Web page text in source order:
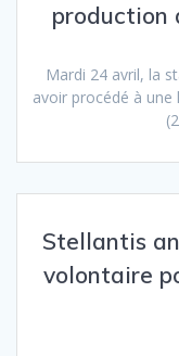
production
Mardi 24 avril, la
avoir procédé à
Stellantis
volontaire